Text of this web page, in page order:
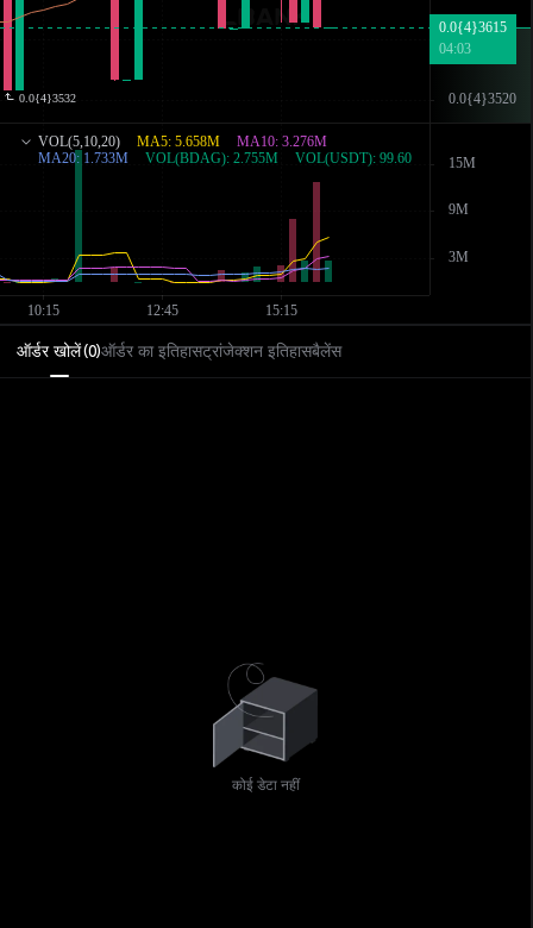
ऑर्डर खोलें(0)ऑर्डर का इतिहासट्रांजेक्शन इतिहासबैलेंस
कोई डेटा नहीं